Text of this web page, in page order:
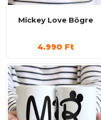
Mickey Love Bögre
4.990 Ft